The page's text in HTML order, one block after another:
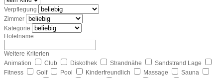
Verpflegung
Zimmer
Kategorie
Hotelname
Weitere Kriterien
Animation
Club Diskothek Strandnähe
Sandstrand Lage
Fitness
Golf Pool Kinderfreundlich Massage
Sauna